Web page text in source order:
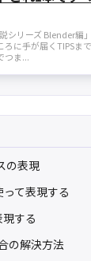
シリーズ Blender編
に手が届くTIPSま
つま...
の表現
て表現する
する
の解決方法